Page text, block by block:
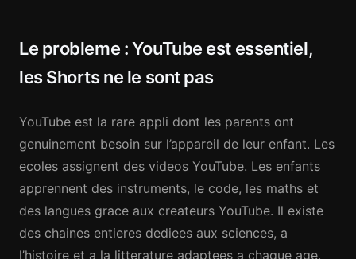
Le probleme : YouTube est essentiel,
les Shorts ne le sont pas
YouTube est la rare appli dont les parents ont
genuinement besoin sur l’appareil de leur enfant. Les
ecoles assignent des videos YouTube. Les enfants
apprennent des instruments, le code, les maths et
des langues grace aux createurs YouTube. Il existe
des chaines entieres dediees aux sciences, a
l’histoire et a la litterature adaptees a chaque age.